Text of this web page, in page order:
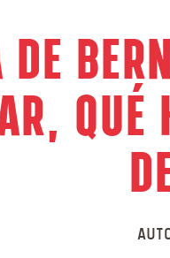
de
qué